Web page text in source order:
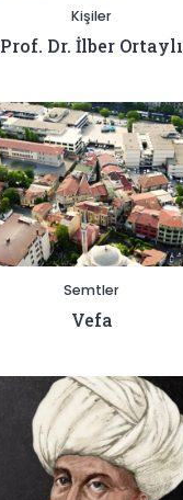
Kişiler
Prof. Dr. İlber Ortaylı
Semtler
Vefa